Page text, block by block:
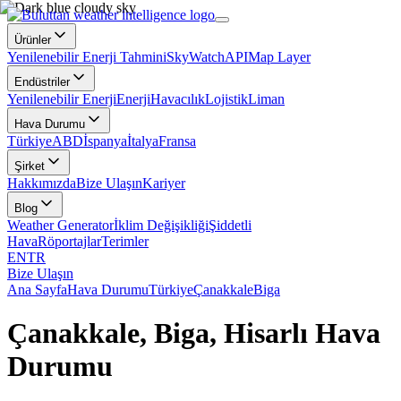
Ürünler
Yenilenebilir Enerji TahminiSkyWatchAPIMap Layer
Endüstriler
Yenilenebilir EnerjiEnerjiHavacılıkLojistikLiman
Hava Durumu
TürkiyeABDİspanyaİtalyaFransa
Şirket
HakkımızdaBize UlaşınKariyer
Blog
Weather Generatorİklim DeğişikliğiŞiddetli
HavaRöportajlarTerimler
ENTR
Bize Ulaşın
Ana SayfaHava DurumuTürkiyeÇanakkaleBiga
Çanakkale, Biga, Hisarlı Hava
Durumu